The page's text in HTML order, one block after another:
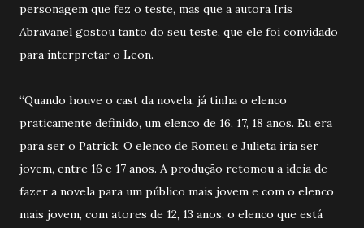
personagem que fez o teste, mas que a autora Iris
Abravanel gostou tanto do seu teste, que ele foi convidado
para interpretar o Leon.
“Quando houve o cast da novela, já tinha o elenco
praticamente definido, um elenco de 16, 17, 18 anos. Eu era
para ser o Patrick. O elenco de Romeu e Julieta iria ser
jovem, entre 16 e 17 anos. A produção retomou a ideia de
fazer a novela para um público mais jovem e com o elenco
mais jovem, com atores de 12, 13 anos, o elenco que está